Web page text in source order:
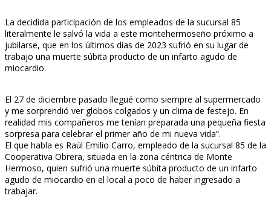
La decidida participación de los empleados de la sucursal 85
literalmente le salvó la vida a este montehermoseño próximo a
jubilarse, que en los últimos días de 2023 sufrió en su lugar de
trabajo una muerte súbita producto de un infarto agudo de
miocardio.
El 27 de diciembre pasado llegué como siempre al supermercado
y me sorprendió ver globos colgados y un clima de festejo. En
realidad mis compañeros me tenían preparada una pequeña fiesta
sorpresa para celebrar el primer año de mi nueva vida”.
El que habla es Raúl Emilio Carro, empleado de la sucursal 85 de la
Cooperativa Obrera, situada en la zona céntrica de Monte
Hermoso, quien sufrió una muerte súbita producto de un infarto
agudo de miocardio en el local a poco de haber ingresado a
trabajar.